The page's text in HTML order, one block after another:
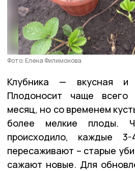
Фото: Елена Филимонова
Клубника — вкусная и
Плодоносит чаще
месяц, но со временем
более мелкие плоды.
происходило, каждые
пересаживают – старые
сажают новые. Для